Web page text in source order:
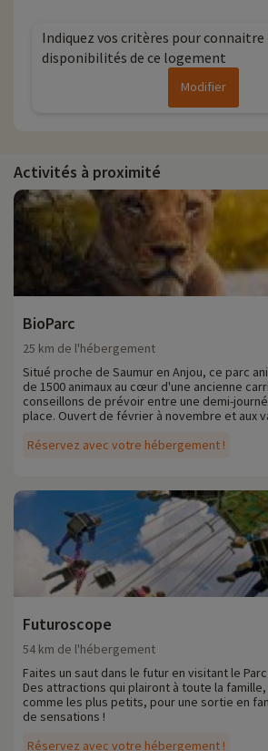
Indiquez vos critères pour connaitre
disponibilités de ce logement
Modifier
Activités à proximité
BioParc
Réservez avec votre hébergement !
25 km de l'hébergement
Situé proche de Saumur en Anjou, ce parc
de 1500 animaux au cœur d'une ancienne
conseillons de prévoir entre une demi-
place. Ouvert de février à novembre et aux
Futuroscope
Réservez avec votre hébergement !
54 km de l'hébergement
Faites un saut dans le futur en visitant le
Des attractions qui plairont à toute la
comme les plus petits, pour une sortie en
de sensations !